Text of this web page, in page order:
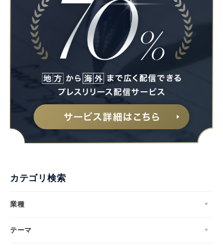
カテゴリ検索
業種
テーマ
Japanese
English